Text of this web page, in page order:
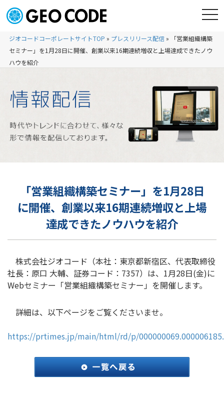
ジオコードコーポレートサイトTOP » プレスリリース配信»
「営業組織構築
セミナー」を1月28日に開催、創業以来16期連続増収と上場達成できたノウ
ハウを紹介
「営業組織構築セミナー」を1月28日
に開催、創業以来16期連続増収と上場
達成できたノウハウを紹介
株式会社ジオコード（本社：東京都新宿区、代表取締役
社長：原口 大輔、証券コード：7357）は、1月28日(金)に
Webセミナー「営業組織構築セミナー」を開催します。
詳細は、以下ページをご覧くださいませ。
https://prtimes.jp/main/html/rd/p/